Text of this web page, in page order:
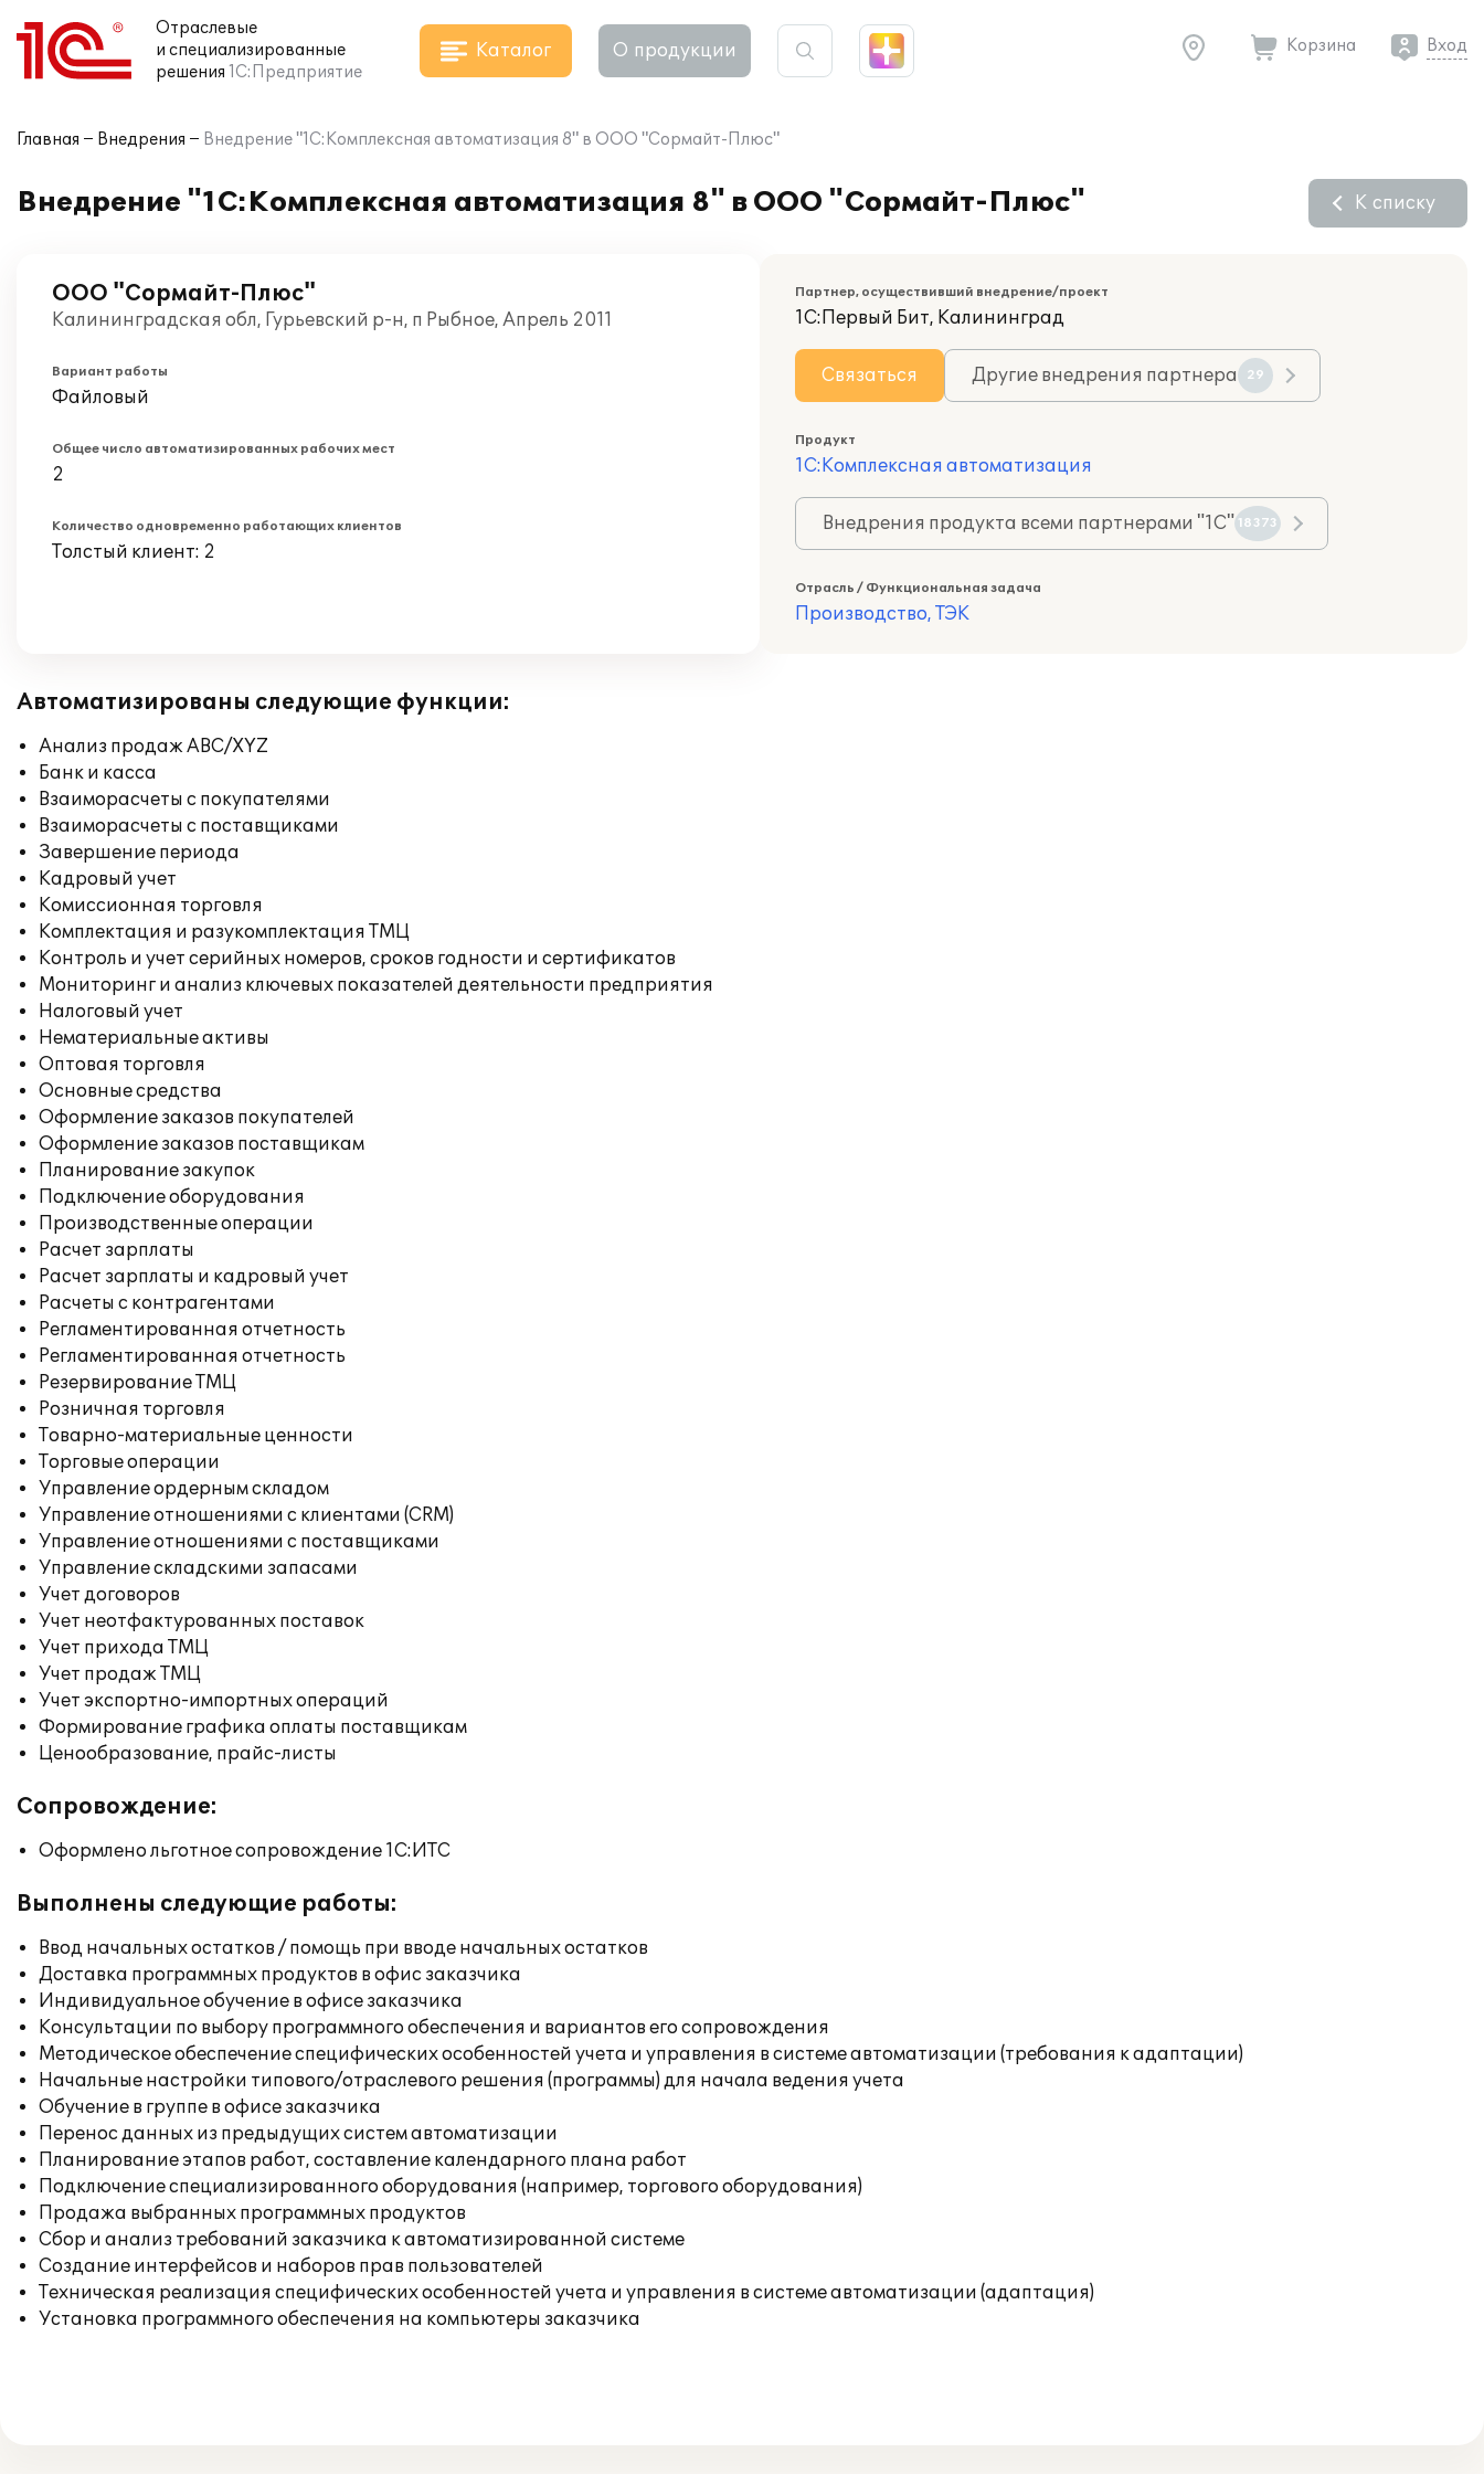
Отраслевые
и специализированные
решения 1С:Предприятие
Каталог О продукции Корзина Вход
Главная Внедрения Внедрение "1С:Комплексная автоматизация 8" в ООО "Сормайт-Плюс"
Внедрение "1С:Комплексная автоматизация 8" в ООО "Сормайт-Плюс" К списку
ООО "Сормайт-Плюс"
Калининградская обл, Гурьевский р-н, п Рыбное, Апрель 2011
Вариант работы
Файловый
Общее число автоматизированных рабочих мест
2
Количество одновременно работающих клиентов
Толстый клиент: 2
Партнер, осуществивший внедрение/проект
1С:Первый Бит, Калининград
Связаться Другие внедрения партнера 29
Продукт
1С:Комплексная автоматизация
Внедрения продукта всеми партнерами "1С" 18373
Отрасль / Функциональная задача
Производство, ТЭК
Автоматизированы следующие функции:
Анализ продаж ABC/XYZ
Банк и касса
Взаиморасчеты с покупателями
Взаиморасчеты с поставщиками
Завершение периода
Кадровый учет
Комиссионная торговля
Комплектация и разукомплектация ТМЦ
Контроль и учет серийных номеров, сроков годности и сертификатов
Мониторинг и анализ ключевых показателей деятельности предприятия
Налоговый учет
Нематериальные активы
Оптовая торговля
Основные средства
Оформление заказов покупателей
Оформление заказов поставщикам
Планирование закупок
Подключение оборудования
Производственные операции
Расчет зарплаты
Расчет зарплаты и кадровый учет
Расчеты с контрагентами
Регламентированная отчетность
Регламентированная отчетность
Резервирование ТМЦ
Розничная торговля
Товарно-материальные ценности
Торговые операции
Управление ордерным складом
Управление отношениями с клиентами (CRM)
Управление отношениями с поставщиками
Управление складскими запасами
Учет договоров
Учет неотфактурованных поставок
Учет прихода ТМЦ
Учет продаж ТМЦ
Учет экспортно-импортных операций
Формирование графика оплаты поставщикам
Ценообразование, прайс-листы
Сопровождение:
Оформлено льготное сопровождение 1С:ИТС
Выполнены следующие работы:
Ввод начальных остатков / помощь при вводе начальных остатков
Доставка программных продуктов в офис заказчика
Индивидуальное обучение в офисе заказчика
Консультации по выбору программного обеспечения и вариантов его сопровождения
Методическое обеспечение специфических особенностей учета и управления в системе автоматизации (требования к адаптации)
Начальные настройки типового/отраслевого решения (программы) для начала ведения учета
Обучение в группе в офисе заказчика
Перенос данных из предыдущих систем автоматизации
Планирование этапов работ, составление календарного плана работ
Подключение специализированного оборудования (например, торгового оборудования)
Продажа выбранных программных продуктов
Сбор и анализ требований заказчика к автоматизированной системе
Создание интерфейсов и наборов прав пользователей
Техническая реализация специфических особенностей учета и управления в системе автоматизации (адаптация)
Установка программного обеспечения на компьютеры заказчика